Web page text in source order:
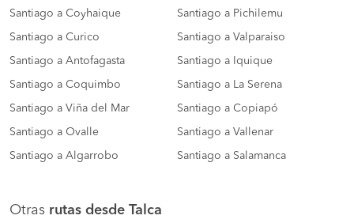
Santiago a Coyhaique Santiago a Pichilemu
Santiago a Curico Santiago a Valparaiso
Santiago a Antofagasta Santiago a Iquique
Santiago a Coquimbo Santiago a La Serena
Santiago a Viña del Mar Santiago a Copiapó
Santiago a Ovalle Santiago a Vallenar
Santiago a Algarrobo Santiago a Salamanca
Otras rutas desde Talca